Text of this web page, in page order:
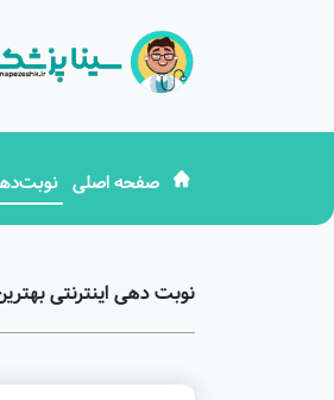
صفحه اصلی
نوبت دهی اینترنتی